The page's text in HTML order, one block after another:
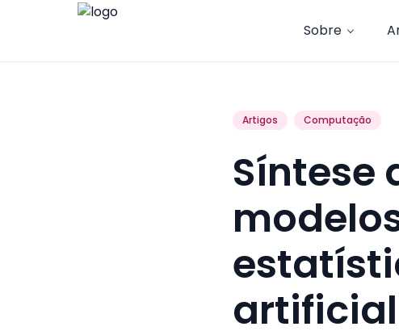
Sobre
Artigos Computação
Síntese